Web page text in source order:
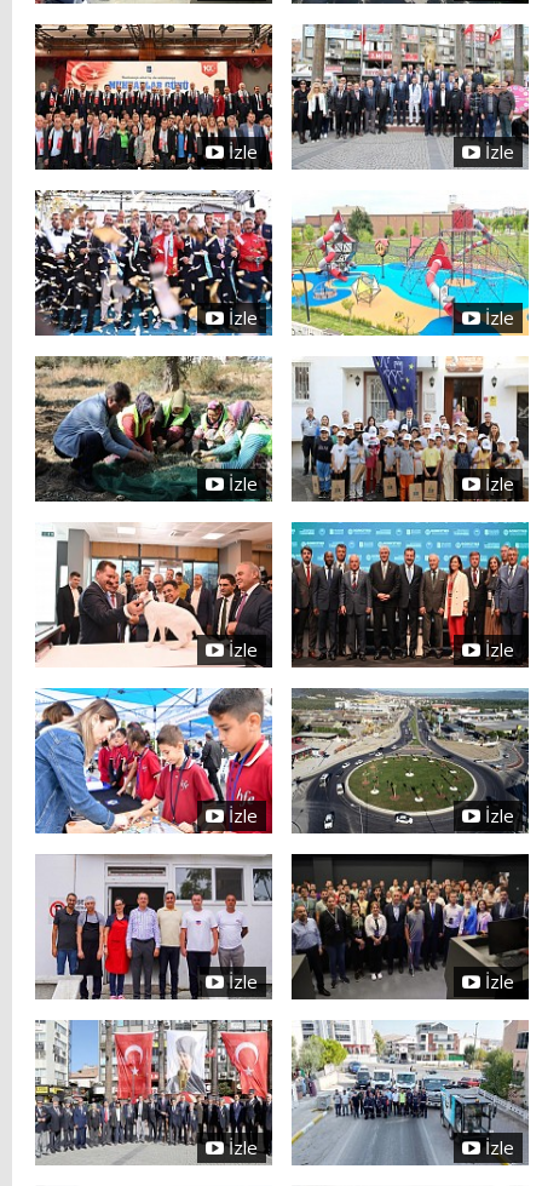
İzle İzle
İzle İzle
İzle İzle
İzle İzle
İzle İzle
İzle İzle
İzle İzle